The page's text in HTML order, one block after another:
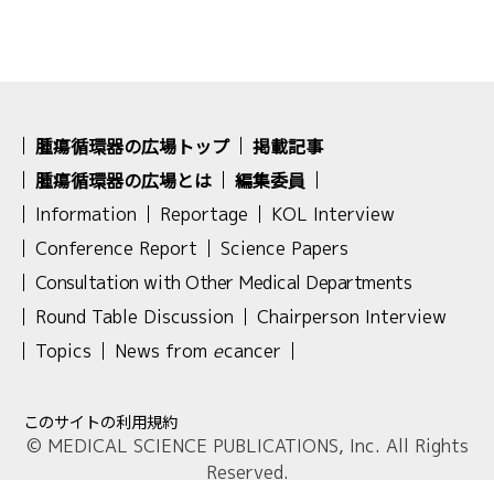
腫瘍循環器の広場トップ
掲載記事
腫瘍循環器の広場とは
編集委員
Information Reportage
KOL Interview
Conference Report
Science Papers
Consultation with Other Medical Departments
Round Table Discussion
Chairperson Interview
Topics
News from ecancer
このサイトの利用規約
© MEDICAL SCIENCE PUBLICATIONS, Inc. All Rights
Reserved.